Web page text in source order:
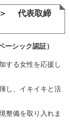
代表取締
シック認証）
する女性を応援し
し、イキイキと活
整備を取り入れま